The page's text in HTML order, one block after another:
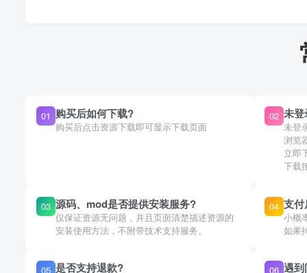
01 购买后如何下载?
购买后点击资源下载即可显示下载页面
02 未
未登
浏览
立即
下载
03 源码、mod是否提供安装服务?
仅保证资源无问题，并且页面清楚描述资源的
安装使用方法，不附带技术支持服务。
04 支
小概
如果
05 是否支持退款? 06 遇